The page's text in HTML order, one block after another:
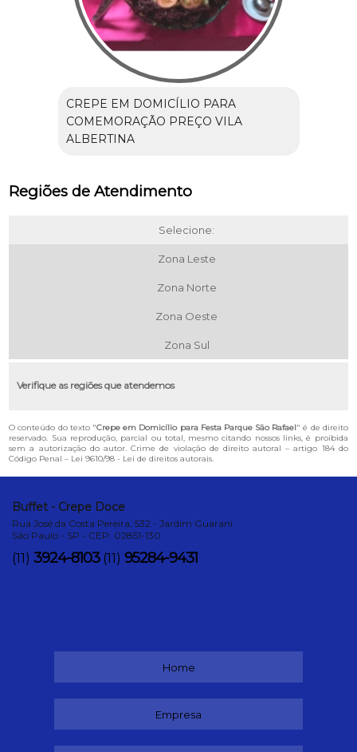
CREPE EM DOMICÍLIO PARA
COMEMORAÇÃO PREÇO VILA
ALBERTINA
Regiões de Atendimento
Selecione:
Zona Leste
Zona Norte
Zona Oeste
Zona Sul
Verifique as regiões que atendemos
O conteúdo do texto "Crepe em Domicílio para Festa Parque São Rafael" é de direito
reservado. Sua reprodução, parcial ou total, mesmo citando nossos links, é proibida
sem a autorização do autor. Crime de violação de direito autoral – artigo 184 do
Código Penal – Lei 9610/98 - Lei de direitos autorais.
Buffet - Crepe Doce
Rua José da Costa Pereira, 532 - Jardim Guarani
São Paulo - SP - CEP: 02851-130
(11) 3924-8103 (11) 95284-9431
Home
Empresa